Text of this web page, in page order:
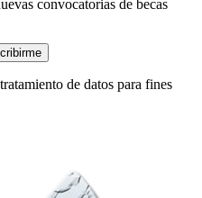
convocatorias de becas
de datos para fines